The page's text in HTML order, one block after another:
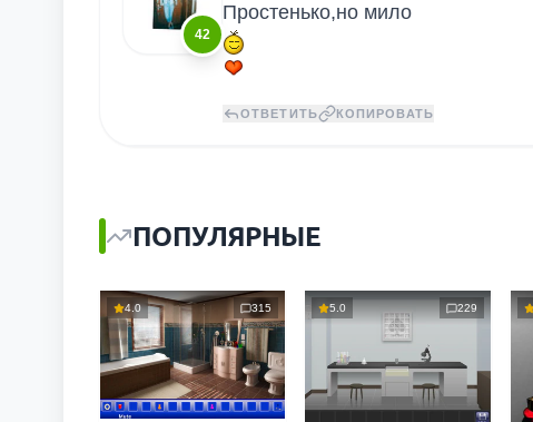
42
Простенько,но мило
ОТВЕТИТЬ КОПИРОВАТЬ
ПОПУЛЯРНЫЕ
4.0 315 5.0 229